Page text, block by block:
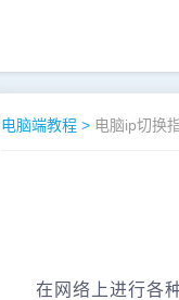
电脑端教程 > 电脑ip切换
在网络上进行各